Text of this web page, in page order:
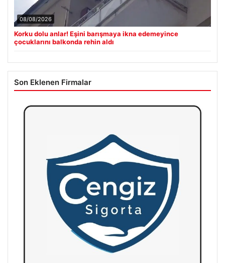
08/08/2026
Korku dolu anlar! Eşini barışmaya ikna edemeyince
çocuklarını balkonda rehin aldı
Son Eklenen Firmalar